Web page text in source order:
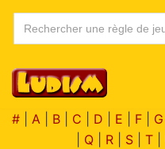
Aller
au
contenu
# A B C D E F G
Q R S T